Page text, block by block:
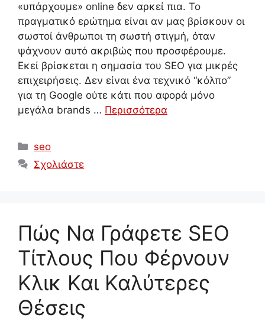
«υπάρχουμε» online δεν αρκεί πια. Το
πραγματικό ερώτημα είναι αν μας βρίσκουν οι
σωστοί άνθρωποι τη σωστή στιγμή, όταν
ψάχνουν αυτό ακριβώς που προσφέρουμε.
Εκεί βρίσκεται η σημασία του SEO για μικρές
επιχειρήσεις. Δεν είναι ένα τεχνικό “κόλπο”
για τη Google ούτε κάτι που αφορά μόνο
μεγάλα brands … Περισσότερα
Κατηγορίες
seo
Σχολιάστε
Πώς Να Γράφετε SEO
Τίτλους Που Φέρνουν
Κλικ Και Καλύτερες
Θέσεις